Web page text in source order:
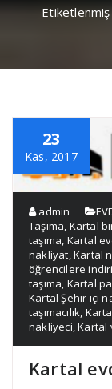
23
Kas, 2017
admin
Taşıma, Kartal
taşıma, Kartal
nakliyat,Kartal
öğrencilere
taşıma, Kartal
Kartal Şehir içi
taşımacılık,
nakliyeci,Kartal
Kartal